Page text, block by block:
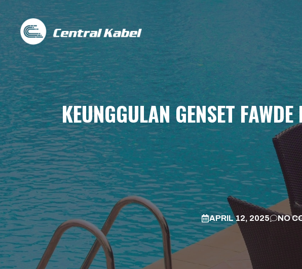
to
content
KEUNGGULAN GENSET
APRIL 12, 2025 NO